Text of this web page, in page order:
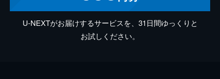
U-NEXTがお届けするサービスを、31日間ゆっくりと
お試しください。